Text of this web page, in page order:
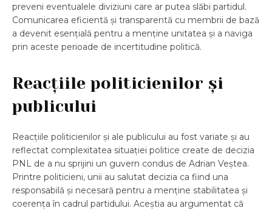
preveni eventualele diviziuni care ar putea slăbi partidul.
Comunicarea eficientă și transparentă cu membrii de bază
a devenit esențială pentru a menține unitatea și a naviga
prin aceste perioade de incertitudine politică.
Reacțiile politicienilor și
publicului
Reacțiile politicienilor și ale publicului au fost variate și au
reflectat complexitatea situației politice create de decizia
PNL de a nu sprijini un guvern condus de Adrian Veștea.
Printre politicieni, unii au salutat decizia ca fiind una
responsabilă și necesară pentru a menține stabilitatea și
coerența în cadrul partidului. Aceștia au argumentat că